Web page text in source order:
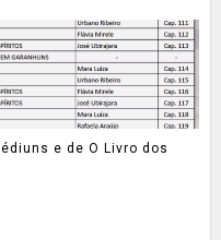
e de O Livro dos